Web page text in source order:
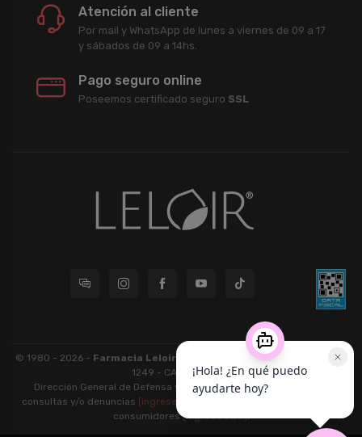
Atención al cliente
Por mail y WhatsApp de lunes a viernes de 09 a 17
y sábados de 09 a 14hs.
Pago seguro online
Poseemos certificado seguro SSL
© 1980 - 2026 - Farmacia Leloir S.R.L.
| CUIT 33609220789 - Larrea
1249 - CABA - CP 1117
Dirección General de Defensa y Protección al Consumidor: Para
consultas y/o denuncias [ingrese aquí]
consumidores[ingrese aquí].